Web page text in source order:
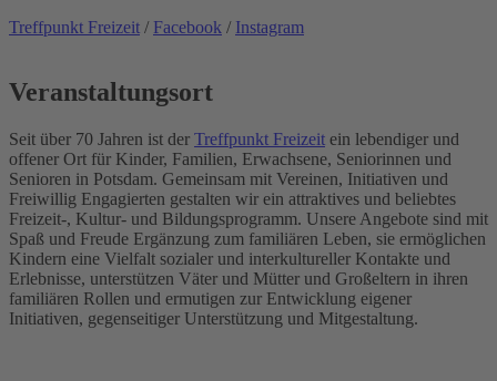
Treffpunkt Freizeit / Facebook / Instagram
Veranstaltungsort
Seit über 70 Jahren ist der Treffpunkt Freizeit ein lebendiger und
offener Ort für Kinder, Familien, Erwachsene, Seniorinnen und
Senioren in Potsdam. Gemeinsam mit Vereinen, Initiativen und
Freiwillig Engagierten gestalten wir ein attraktives und beliebtes
Freizeit-, Kultur- und Bildungsprogramm. Unsere Angebote sind mit
Spaß und Freude Ergänzung zum familiären Leben, sie ermöglichen
Kindern eine Vielfalt sozialer und interkultureller Kontakte und
Erlebnisse, unterstützen Väter und Mütter und Großeltern in ihren
familiären Rollen und ermutigen zur Entwicklung eigener
Initiativen, gegenseitiger Unterstützung und Mitgestaltung.